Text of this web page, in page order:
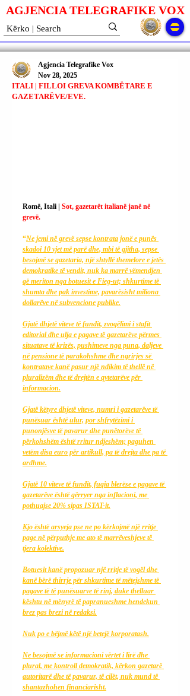
AGJENCIA TELEGRAFIKE VOX
ITALI | FILLOI GREVA KOMBËTARE E
GAZETARËVE/EVE.
Agjencia Telegrafike Vox
Nov 28, 2025
Romë, Itali | Sot, gazetarët italianë janë në
grevë.
“Ne jemi në grevë sepse kontrata jonë e punës
skadoi 10 vjet më parë dhe, mbi të gjitha, sepse
besojmë se gazetaria, një shtyllë themelore e jetës
demokratike të vendit, nuk ka marrë vëmendjen
që meriton nga botuesit e Fieg-ut; shkurtime të
shumta dhe pak investime, pavarësisht miliona
dollarëve në subvencione publike.
Gjatë dhjetë viteve të fundit, zvogëlimi i stafit
editorial dhe ulja e pagave të gazetarëve përmes
situatave të krizës, pushimeve nga puna, daljeve
në pensione të parakohshme dhe ngrirjes së
kontratave kanë pasur një ndikim të thellë në
pluralizëm dhe të drejtën e qytetarëve për
informacion.
Gjatë këtyre dhjetë viteve, numri i gazetarëve të
punësuar është ulur, por shfrytëzimi i
punonjësve të pavarur dhe punëtorëve të
përkohshëm është rritur ndjeshëm; paguhen
vetëm disa euro për artikull, pa të drejta dhe pa të
ardhme.
Gjatë 10 viteve të fundit, fuqia blerëse e pagave të
gazetarëve është gërryer nga inflacioni, me
pothuajse 20% sipas ISTAT-it.
Kjo është arsyeja pse ne po kërkojmë një rritje
page në përputhje me ato të marrëveshjeve të
tjera kolektive.
Botuesit kanë propozuar një rritje të vogël dhe
kanë bërë thirrje për shkurtime të mëtejshme të
pagave të të punësuarve të rinj, duke thelluar
kështu në mënyrë të papranueshme hendekun
brez pas brezi në redaksi.
Nuk po e bëjmë këtë një betejë korporatash.
Ne besojmë se informacioni vërtet i lirë dhe
plural, me kontroll demokratik, kërkon gazetarë
autoritarë dhe të pavarur, të cilët, nuk mund të
shantazhohen financiarisht.